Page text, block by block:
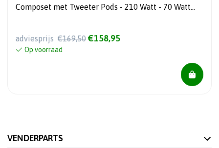
Composet met Tweeter Pods - 210 Watt - 70 Watt
adviesprijs €169,50 €158,95
Op voorraad
VENDERPARTS